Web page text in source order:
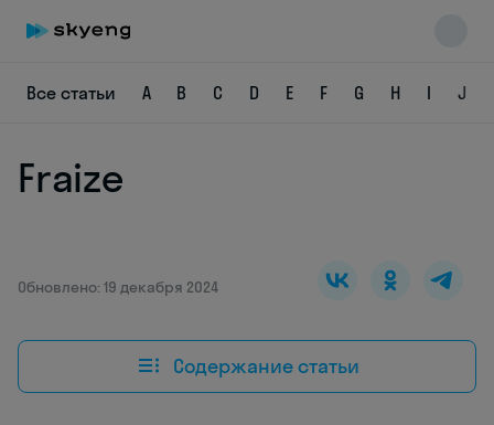
Все статьи A B C D E F G H I J
Fraize
Обновлено: 19 декабря 2024
Содержание статьи